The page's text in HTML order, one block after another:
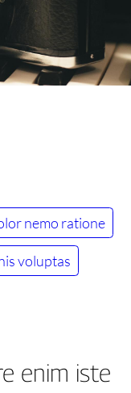
nemo ratione
voluptas
enim iste